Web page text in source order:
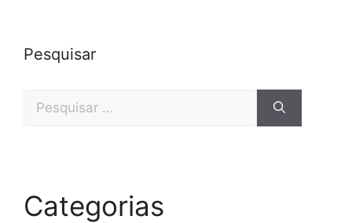
Pesquisar
Categorias